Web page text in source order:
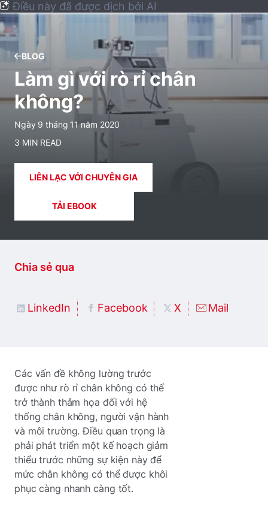
Điều này đã được dịch bởi AI
BLOG
Làm gì với rò rỉ chân
không?
Ngày 9 tháng 11 năm 2020
3 MIN READ
LIÊN LẠC VỚI CHUYÊN GIA
TẢI EBOOK
Chia sẻ qua
LinkedIn Facebook X Mail
Các vấn đề không lường trước
được như rò rỉ chân không có thể
trở thành thảm họa đối với hệ
thống chân không, người vận hành
và môi trường. Điều quan trọng là
phải phát triển một kế hoạch giảm
thiểu trước những sự kiện này để
mức chân không có thể được khôi
phục càng nhanh càng tốt.